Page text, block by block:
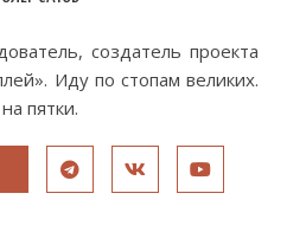
создатель проекта
Иду по стопам великих.
пятки.